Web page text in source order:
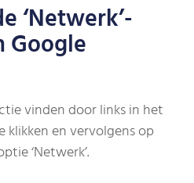
‘Netwerk’-
Google
vinden door links in het
klikken en vervolgens op
‘Netwerk’.